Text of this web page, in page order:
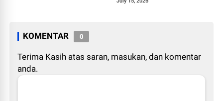
KOMENTAR 0
Terima Kasih atas saran, masukan, dan komentar
anda.